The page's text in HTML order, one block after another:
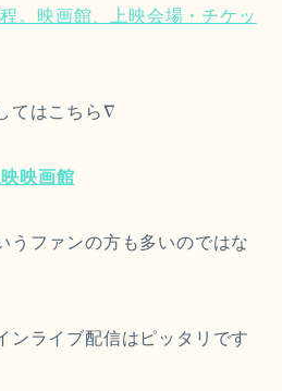
。映画館、上映会場・チケッ
てはこちら∇
映画館
うファンの方も多いのではな
ンライブ配信はピッタリです